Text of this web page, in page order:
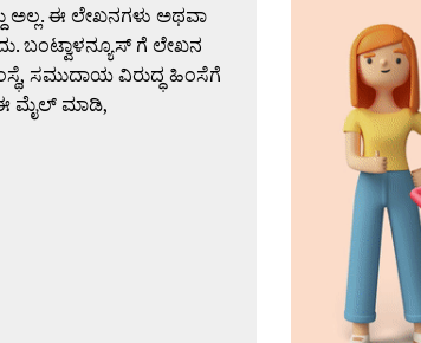
ಅಲ್ಲ. ಈ ಲೇಖನಗಳು ಅಥವಾ
ಬಂಟ್ವಾಳನ್ಯೂಸ್ ಗೆ ಲೇಖನ
ಸಮುದಾಯ ವಿರುದ್ಧ ಹಿಂಸೆಗೆ
ಈ ಮೈಲ್ ಮಾಡಿ,